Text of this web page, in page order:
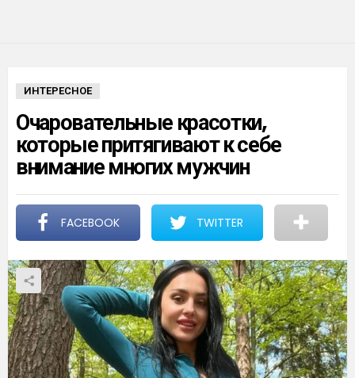
ИНТЕРЕСНОЕ
Очаровательные красотки,
которые притягивают к себе
внимание многих мужчин
FACEBOOK TWITTER